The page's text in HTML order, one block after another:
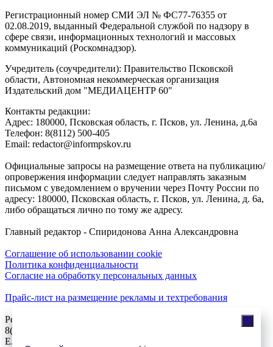
Регистрационный номер СМИ ЭЛ № ФС77-76355 от
02.08.2019, выданный Федеральной службой по надзору в
сфере связи, информационных технологий и массовых
коммуникаций (Роскомнадзор).
Учредитель (соучредители): Правительство Псковской
области, Автономная некоммерческая организация
Издательский дом "МЕДИАЦЕНТР 60"
Контакты редакции:
Адреc: 180000, Псковская область, г. Псков, ул. Ленина, д.6а
Телефон: 8(8112) 500-405
Email: redactor@informpskov.ru
Официальные запросы на размещение ответа на публикацию/
опровержения информации следует направлять заказным
письмом с уведомлением о вручении через Почту России по
адресу: 180000, Псковская область, г. Псков, ул. Ленина, д. 6а,
либо обращаться лично по тому же адресу.
Главный редактор - Спиридонова Анна Александровна
Соглашение об использовании cookie
Политика конфиденциальности
Согласие на обработку персональных данных
Прайс-лист на размещение рекламы и техтребования
Реклама на сайте
8(921)508-52-62, телефон 8(8112) 500-131
E.Sezeikina@mhpsk.ru